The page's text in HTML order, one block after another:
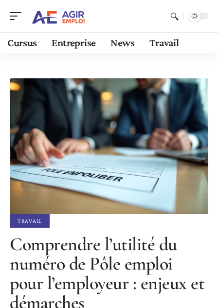
Cursus Entreprise News Travail
TRAVAIL
Comprendre l’utilité du
numéro de Pôle emploi
pour l’employeur : enjeux et
démarches